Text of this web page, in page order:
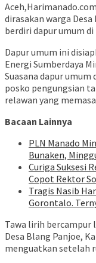
dirasakan warga
berdiri dapur umum
Dapur umum ini
Energi Sumberdaya
Suasana dapur
posko pengungsian
relawan yang
Bacaan Lainnya
PLN Manado
Bunaken,
Curiga Suksesi
Copot Rektor
Tragis Nasib
Gorontalo.
Tawa lirih bercampur
Desa Blang Panjoe,
menguatkan setelah